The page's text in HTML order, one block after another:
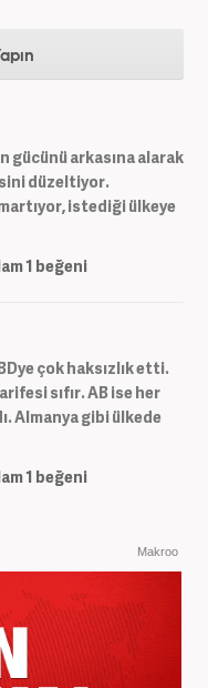
gücünü arkasına alarak
düzeltiyor.
istediği ülkeye
1 beğeni
çok haksızlık etti.
sıfır. AB ise her
Almanya gibi ülkede
1 beğeni
Makroo